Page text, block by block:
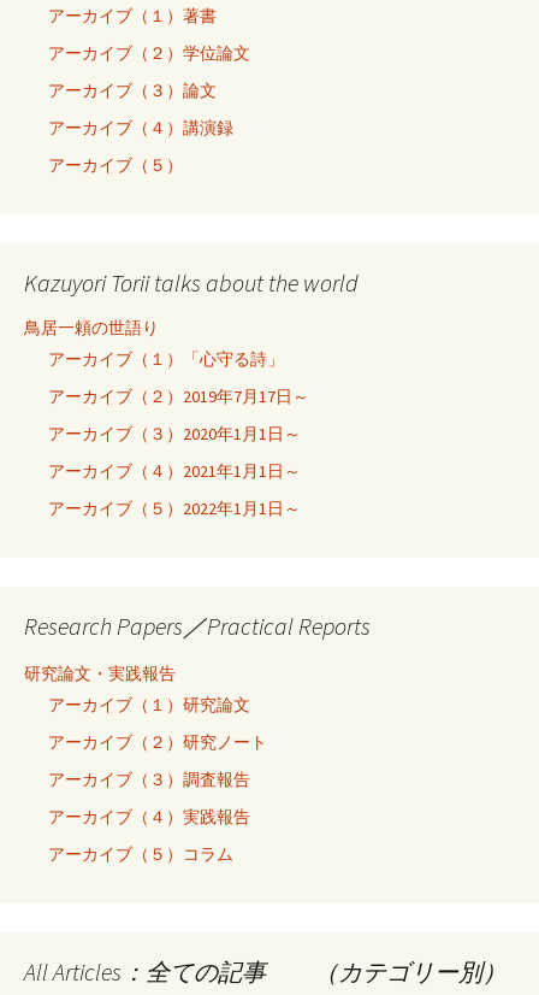
アーカイブ（１）著書
アーカイブ（２）学位論文
アーカイブ（３）論文
アーカイブ（４）講演録
アーカイブ（５）
Kazuyori Torii talks about the world
鳥居一頼の世語り
アーカイブ（１）「心守る詩」
アーカイブ（２）2019年7月17日～
アーカイブ（３）2020年1月1日～
アーカイブ（４）2021年1月1日～
アーカイブ（５）2022年1月1日～
Research Papers／Practical Reports
研究論文・実践報告
アーカイブ（１）研究論文
アーカイブ（２）研究ノート
アーカイブ（３）調査報告
アーカイブ（４）実践報告
アーカイブ（５）コラム
All Articles：全ての記事 （カテゴリー別）